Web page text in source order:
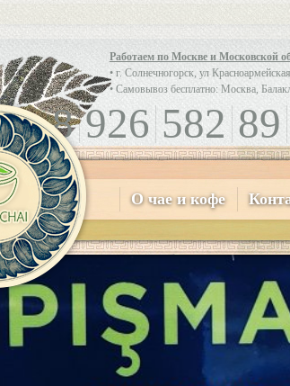
О чае и кофе
Работаем по Москве и Московской
• г. Солнечногорск, ул
• Самовывоз бесплатно: Москва,
8 926 582 89